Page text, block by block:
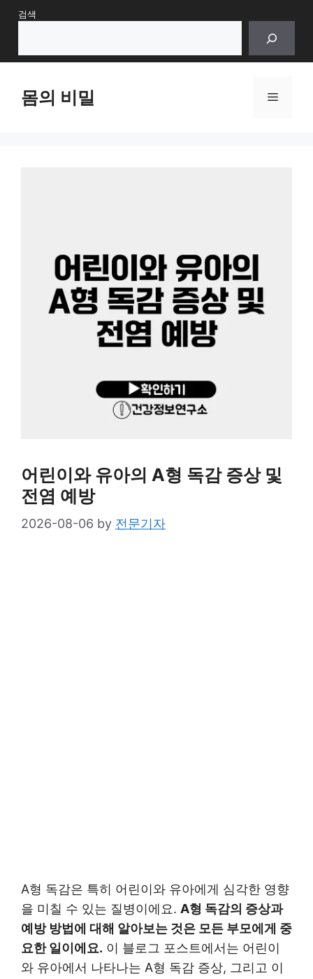
Skip검색
몸의 비밀 Menu
어린이와 유아의 A형 독감 증상 및
전염 예방
2026-08-06 by 전문기자
A형 독감은 특히 어린이와 유아에게 심각한 영향
을 미칠 수 있는 질병이에요. A형 독감의 증상과
예방 방법에 대해 알아보는 것은 모든 부모에게 중
요한 일이에요. 이 블로그 포스트에서는 어린이
와 유아에서 나타나는 A형 독감 증상, 그리고 이